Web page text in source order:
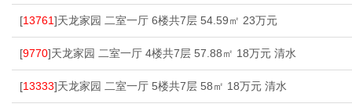
[13761]天龙家园 二室一厅 6楼共7层 54.59㎡ 23万元
[9770]天龙家园 二室一厅 4楼共7层 57.88㎡ 18万元 清水
[13333]天龙家园 二室一厅 5楼共7层 58㎡ 18万元 清水